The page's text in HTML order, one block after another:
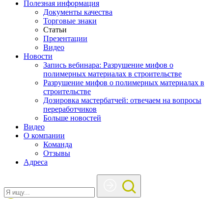
Полезная информация
Документы качества
Торговые знаки
Статьи
Презентации
Видео
Новости
Запись вебинара: Разрушение мифов о
полимерных материалах в строительстве
Разрушение мифов о полимерных материалах в
строительстве
Дозировка мастербатчей: отвечаем на вопросы
переработчиков
Больше новостей
Видео
О компании
Команда
Отзывы
Адреса